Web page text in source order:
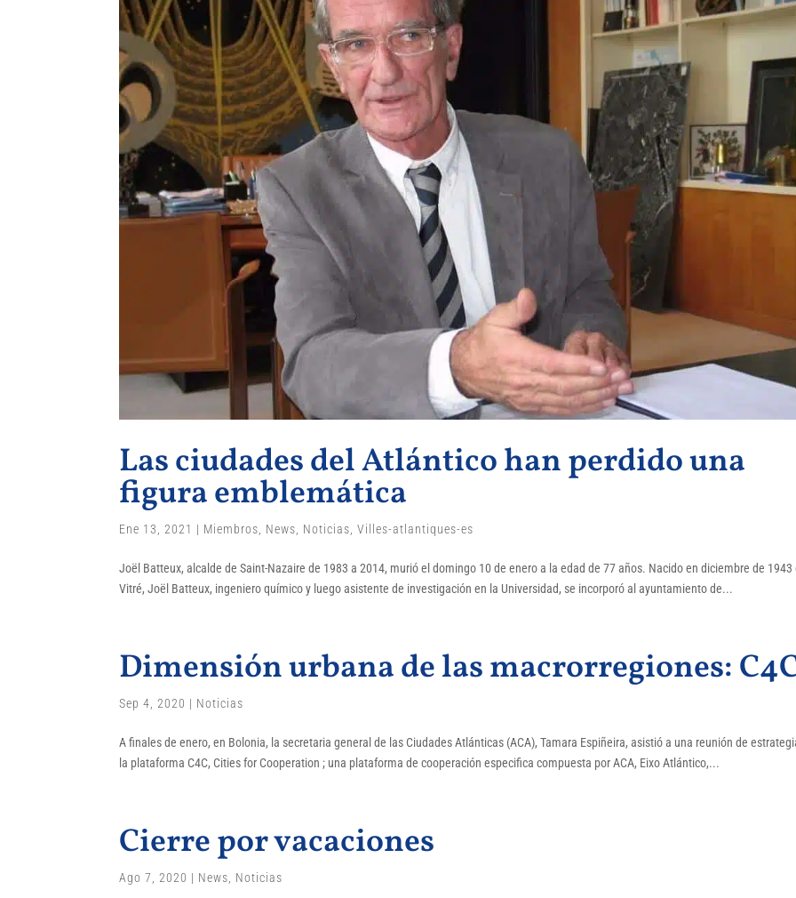
Las ciudades del Atlántico han perdido una
figura emblemática
Ene 13, 2021 | Miembros News Noticias ,Villes-atlantiques-es
Joël Batteux, alcalde de Saint-Nazaire de 1983 a 2014, murió el domingo 10 de enero a la edad de 77 años. Nacido en diciembre de 1943
Vitré, Joël Batteux, ingeniero químico y luego asistente de investigación en la Universidad, se incorporó al ayuntamiento de...
Dimensión urbana de las macrorregiones:
Sep 4, 2020 | Noticias
A finales de enero, en Bolonia, la secretaria general de las Ciudades Atlánticas (ACA), Tamara Espiñeira, asistió a una reunión de
la plataforma C4C, Cities for Cooperation ; una plataforma de cooperación especifica compuesta por ACA, Eixo Atlántico,...
Cierre por vacaciones
Ago 7, 2020 | News Noticias